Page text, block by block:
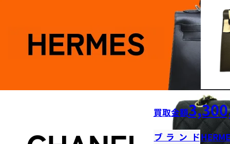
買取金額
ブランド